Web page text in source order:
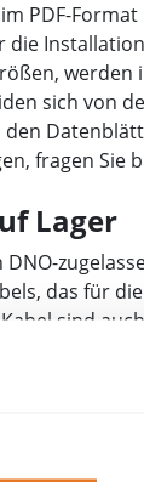
PDF-
werden
sich von
fragen Sie
Lager
das für
sind
und die
der Lage